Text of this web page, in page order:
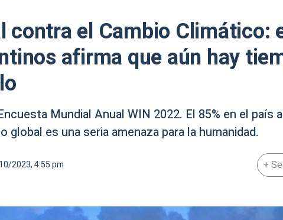
contra el Cambio Climático:
afirma que aún hay
Mundial Anual WIN 2022. El 85% en el país
global es una seria amenaza para la humanidad.
2023, 4:55 pm +